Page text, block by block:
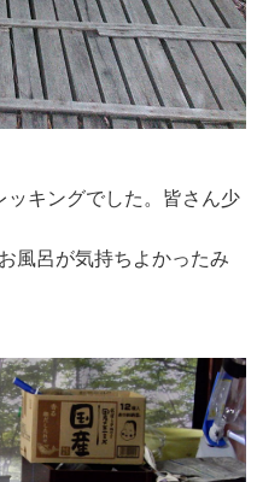
キングでした。皆さん少
風呂が気持ちよかったみ